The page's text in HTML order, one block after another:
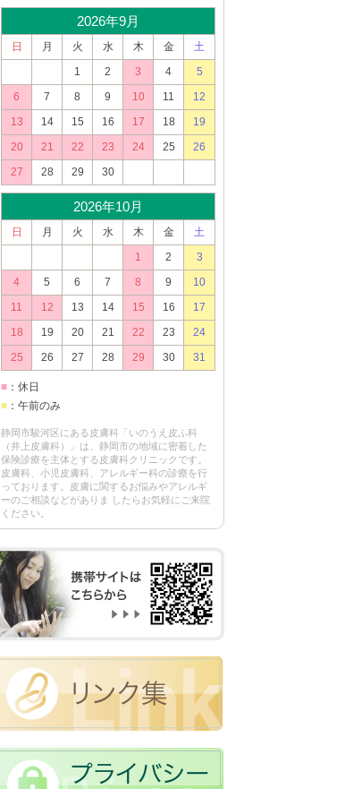
2026年9月
日 月 火 水 木 金
土
1
2 3 4
5
6
7 8 9 10 11
12
13
14 15 16 17 18
19
20
21 22 23 24 25
26
27
28 29 30
2026年10月
日 月 火 水 木 金
土
1
2
3
4
5 6 7 8 9
10
11
12 13 14 15 16
17
18
19 20 21 22 23
24
25
26 27 28 29 30 31
■ ：休日
■ ：午前のみ
静岡市駿河区にある皮膚科「いのうえ皮ふ科
（井上皮膚科）」は、静岡市の地域に密着した
保険診療を主体とする皮膚科クリニックです。
皮膚科、小児皮膚科、アレルギー科の診療を行
っております。皮膚に関するお悩みやアレルギ
ーのご相談などがありま したらお気軽にご来院
ください。